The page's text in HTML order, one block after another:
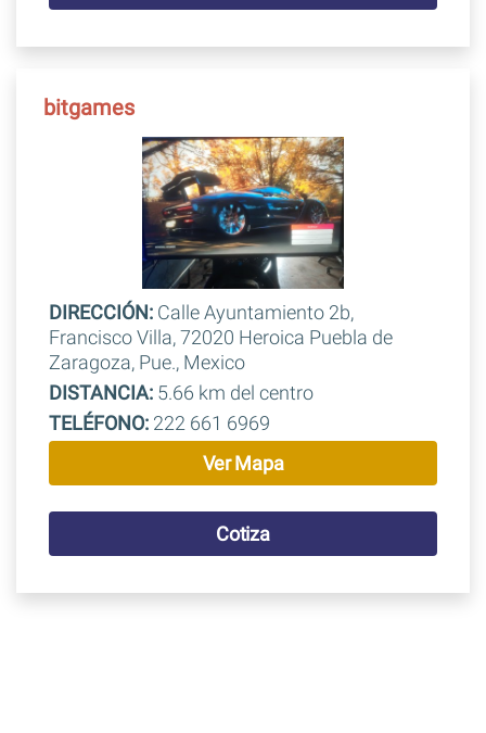
bitgames
DIRECCIÓN:Calle Ayuntamiento 2b,
Francisco Villa, 72020 Heroica Puebla de
Zaragoza, Pue., Mexico
DISTANCIA:5.66 km del centro
TELÉFONO:222 661 6969
Ver Mapa
Cotiza